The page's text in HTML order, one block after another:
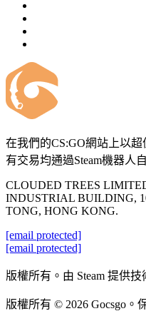
在我們的CS:GO網站上以
有交易均通過Steam機器人
CLOUDED TREES
INDUSTRIAL BUILDING,
TONG, HONG KONG.
[email protected]
[email protected]
版權所有。由 Steam 提供
版權所有 © 2026 Gocsgo。